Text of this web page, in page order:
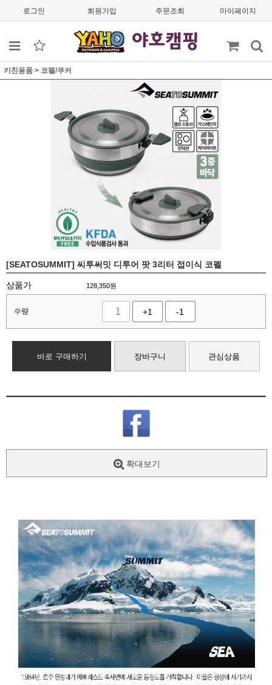
로그인 회원가입 주문조회 마이페이지
키친용품 > 코펠/쿠커
[SEATOSUMMIT] 씨투써밋 디투어 팟 3리터 접이식 코펠
상품가 128,350원
수량 +1 -1
바로 구매하기 장바구니 관심상품
확대보기